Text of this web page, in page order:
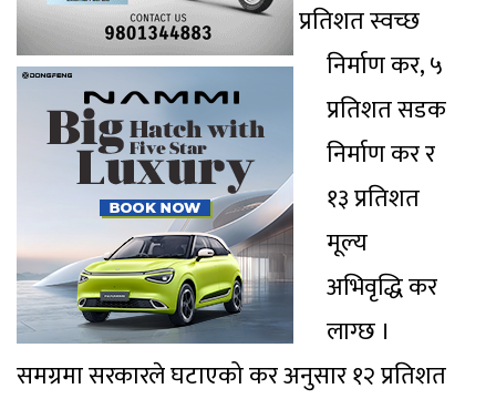
प्रतिशत स्वच्छ
निर्माण कर, ५
प्रतिशत सडक
निर्माण कर र
१३ प्रतिशत
मूल्य
अभिवृद्धि कर
लाग्छ ।
समग्रमा सरकारले घटाएको कर अनुसार १२ प्रतिशत